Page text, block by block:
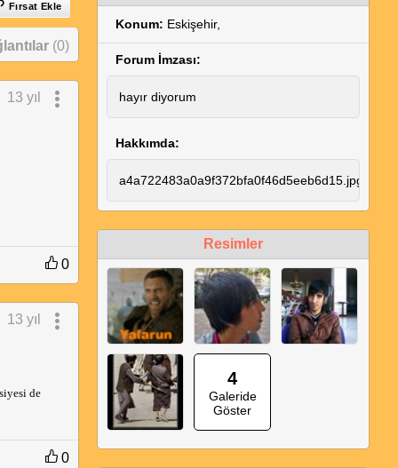
Fırsat Ekle
(0)
13 yıl
0
13 yıl
de
0
Konum: Eskişehir,
Forum İmzası:
hayır diyorum
Hakkımda:
Resimler
4
Galeride
Göster